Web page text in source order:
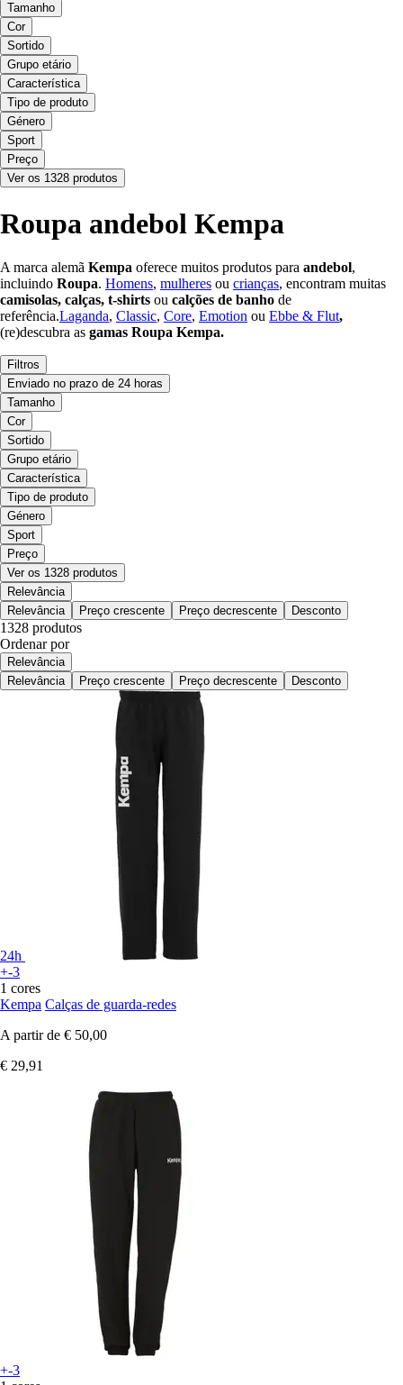
Tamanho
Cor
Sortido
Grupo etário
Característica
Tipo de produto
Género
Sport
Preço
Ver os 1328 produtos
Roupa andebol Kempa
A marca alemã Kempa oferece muitos produtos para andebol,
incluindo Roupa. Homens, mulheres ou crianças, encontram muitas
camisolas, calças, t-shirts ou calções de banho de
referência.Laganda, Classic, Core, Emotion ou Ebbe & Flut,
(re)descubra as gamas Roupa Kempa.
Filtros
Enviado no prazo de 24 horas
Tamanho
Cor
Sortido
Grupo etário
Característica
Tipo de produto
Género
Sport
Preço
Ver os 1328 produtos
Relevância
Relevância
Preço crescente Preço decrescente Desconto
1328 produtos
Ordenar por
Relevância
Relevância
Preço crescente Preço decrescente Desconto
24h
+-3
1 cores
Kempa Calças de guarda-redes
A partir de € 50,00
€ 29,91
+-3